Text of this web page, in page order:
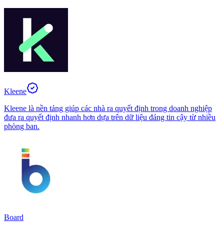
Kleene
Kleene là nền tảng giúp các nhà ra quyết định trong doanh nghiệp
đưa ra quyết định nhanh hơn dựa trên dữ liệu đáng tin cậy từ nhiều
phòng ban.
Board